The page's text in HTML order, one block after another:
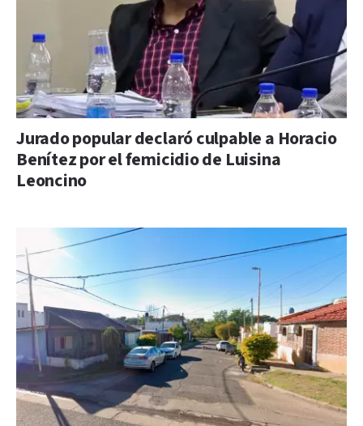
Jurado popular declaró culpable a Horacio
Benítez por el femicidio de Luisina
Leoncino